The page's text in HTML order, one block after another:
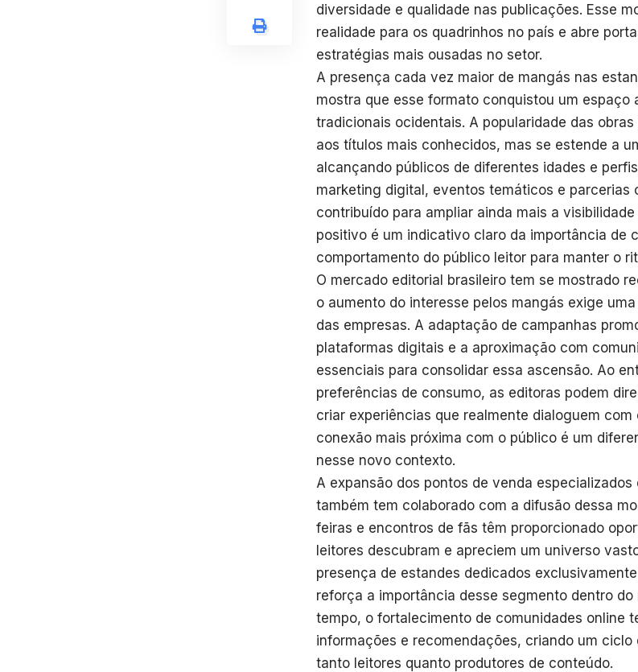
diversidade e qualidade nas publicações. Esse
realidade para os quadrinhos no país e abre
estratégias mais ousadas no setor.
A presença cada vez maior de mangás nas
mostra que esse formato conquistou um espaço
tradicionais ocidentais. A popularidade das
aos títulos mais conhecidos, mas se estende a
alcançando públicos de diferentes idades e
marketing digital, eventos temáticos e parcerias
contribuído para ampliar ainda mais a
positivo é um indicativo claro da importância de
comportamento do público leitor para manter o
O mercado editorial brasileiro tem se mostrado
o aumento do interesse pelos mangás exige
das empresas. A adaptação de campanhas
plataformas digitais e a aproximação com
essenciais para consolidar essa ascensão. Ao
preferências de consumo, as editoras podem
criar experiências que realmente dialoguem com
conexão mais próxima com o público é um
nesse novo contexto.
A expansão dos pontos de venda
também tem colaborado com a difusão dessa
feiras e encontros de fãs têm proporcionado
leitores descubram e apreciem um universo
presença de estandes dedicados
reforça a importância desse segmento dentro
tempo, o fortalecimento de comunidades online
informações e recomendações, criando um
tanto leitores quanto produtores de conteúdo.